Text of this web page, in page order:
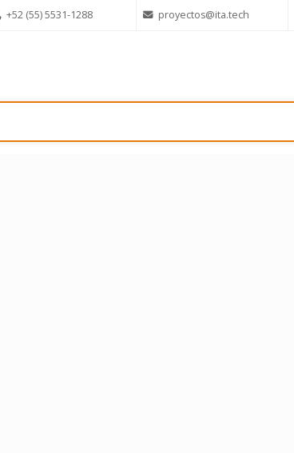
+52 (55) 5531-1288 proyectos@ita.tech